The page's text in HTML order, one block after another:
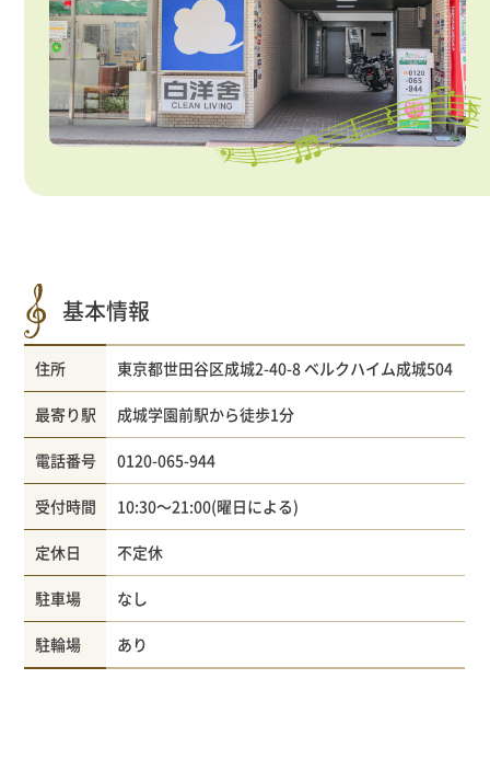
基本情報
住所 東京都世田谷区成城2-40-8 ベルクハイム成城504
最寄り駅 成城学園前駅から徒歩1分
電話番号 0120-065-944
受付時間 10:30～21:00(曜日による)
定休日 不定休
駐車場 なし
駐輪場 あり